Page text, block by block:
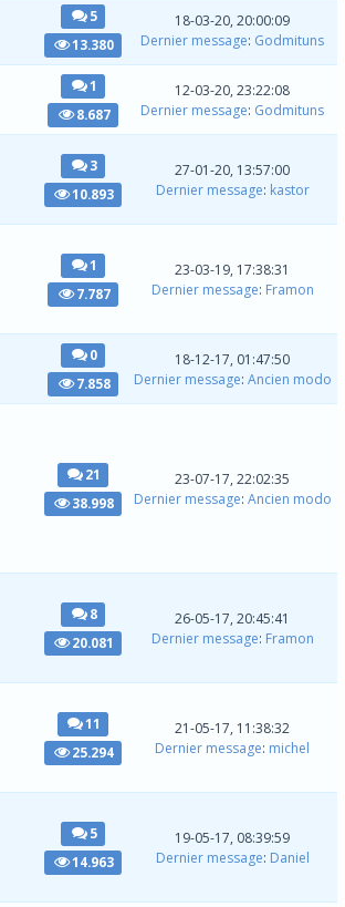
5
13.380
18-03-20, 20:00:09
Dernier message: Godmituns
1
8.687
12-03-20, 23:22:08
Dernier message: Godmituns
3
10.893
27-01-20, 13:57:00
Dernier message: kastor
1
7.787
23-03-19, 17:38:31
Dernier message: Framon
0
7.858
18-12-17, 01:47:50
Dernier message: Ancien modo
21
38.998
23-07-17, 22:02:35
Dernier message: Ancien modo
8
20.081
26-05-17, 20:45:41
Dernier message: Framon
11
25.294
21-05-17, 11:38:32
Dernier message: michel
5
14.963
19-05-17, 08:39:59
Dernier message: Daniel